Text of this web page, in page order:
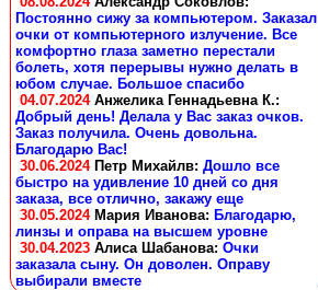
Постоянно сижу за компьютером. Заказал
очки от компьютерного излучение. Все
комфортно глаза заметно перестали
болеть, хотя перерывы нужно делать в
юбом случае. Большое спасибо
04.07.2024 Анжелика Геннадьевна К.:
Добрый день! Делала у Вас заказ очков.
Заказ получила. Очень довольна.
Благодарю Вас!
30.06.2024 Петр Михайлв: Дошло все
быстро на удивление 10 дней со дня
заказа, все отлично, закажу еще
30.05.2024 Мария Иванова: Благодарю,
линзы и оправа на высшем уровне
30.04.2023 Алиса Шабанова: Очки
заказала сыну. Он доволен. Оправу
выбирали вместе